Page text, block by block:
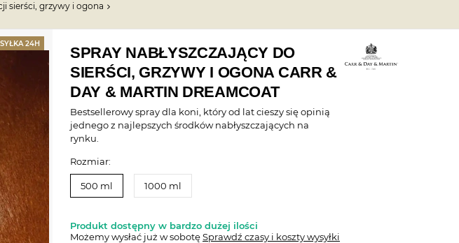
sierści, grzywy i ogona
SPRAY NABŁYSZCZAJĄCY DO
SIERŚCI, GRZYWY I OGONA CARR &
DAY & MARTIN DREAMCOAT
Bestsellerowy spray dla koni, który od lat cieszy się opinią
jednego z najlepszych środków nabłyszczających na
rynku.
24H
Rozmiar:
500 ml 1000 ml
Produkt dostępny w bardzo dużej ilości
Możemy wysłać już w sobotęSprawdź czasy i koszty wysyłki